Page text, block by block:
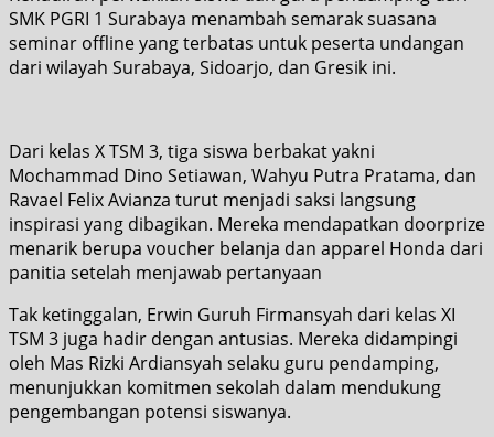
SMK PGRI 1 Surabaya menambah semarak suasana
seminar offline yang terbatas untuk peserta undangan
dari wilayah Surabaya, Sidoarjo, dan Gresik ini.
Dari kelas X TSM 3, tiga siswa berbakat yakni
Mochammad Dino Setiawan, Wahyu Putra Pratama, dan
Ravael Felix Avianza turut menjadi saksi langsung
inspirasi yang dibagikan. Mereka mendapatkan doorprize
menarik berupa voucher belanja dan apparel Honda dari
panitia setelah menjawab pertanyaan
Tak ketinggalan, Erwin Guruh Firmansyah dari kelas XI
TSM 3 juga hadir dengan antusias. Mereka didampingi
oleh Mas Rizki Ardiansyah selaku guru pendamping,
menunjukkan komitmen sekolah dalam mendukung
pengembangan potensi siswanya.